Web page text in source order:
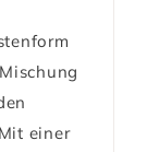
einer